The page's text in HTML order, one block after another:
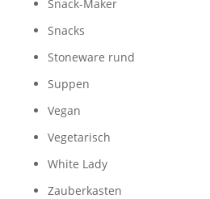
Snack-Maker
Snacks
Stoneware rund
Suppen
Vegan
Vegetarisch
White Lady
Zauberkasten